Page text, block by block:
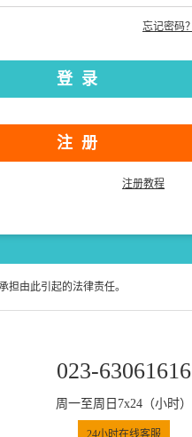
忘记密码？
注册
注册教程
由此引起的法律责任。
023-63061616
周一至周日7x24（小时）
24小时在线客服